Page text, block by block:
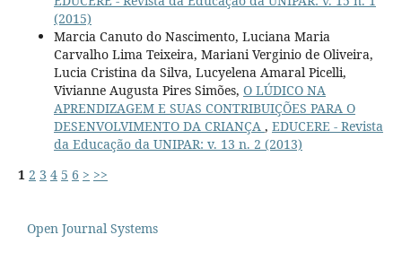
(2015)
Marcia Canuto do Nascimento, Luciana Maria
Carvalho Lima Teixeira, Mariani Verginio de Oliveira,
Lucia Cristina da Silva, Lucyelena Amaral Picelli,
Vivianne Augusta Pires Simões, O LÚDICO NA
APRENDIZAGEM E SUAS CONTRIBUIÇÕES PARA O
DESENVOLVIMENTO DA CRIANÇA , EDUCERE - Revista
da Educação da UNIPAR: v. 13 n. 2 (2013)
1 2 3 4 5 6 > >>
Open Journal Systems